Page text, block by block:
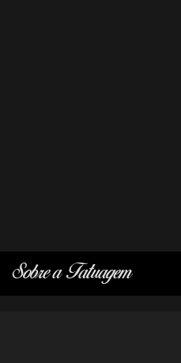
Sobre a Tatuagem